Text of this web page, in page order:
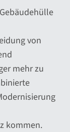
von
mehr zu
kommen.